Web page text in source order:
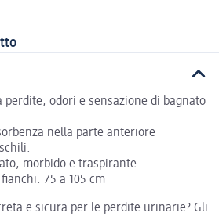
perdite, odori e sensazione di bagnato
nella parte anteriore
morbido e traspirante.
fianchi: 75 a 105 cm
e sicura per le perdite urinarie? Gli